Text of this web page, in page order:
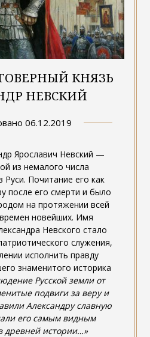
КНЯЗЬ
НЕВСКИЙ
06.12.2019
Ярославич Невский —
из немалого числа
Почитание его как
после его смерти и было
на протяжении всей
новейших. Имя
Невского стало
служения,
исполнить правду
знаменитого историка
Русской земли от
подвиги за веру и
Александру славную
его самым видным
древней истории…»